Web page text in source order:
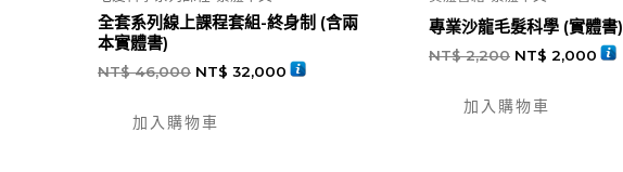
全套系列線上課程套組-終身制 (含兩
本實體書)
NT$46,000 NT$ 32,000
加入購物車
專業沙龍毛髮科學 (實體書)
NT$2,200 NT$ 2,000
加入購物車